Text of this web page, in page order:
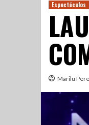
Espectáculos
Marilu